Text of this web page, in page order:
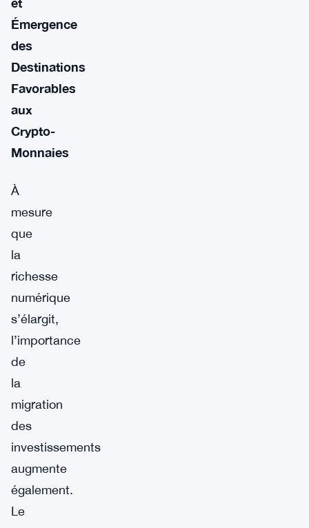
Émergence
des
Destinations
Favorables
aux
Crypto-
Monnaies
À
mesure
que
la
richesse
numérique
s’élargit,
l’importance
de
la
migration
des
investissements
augmente
également.
Le